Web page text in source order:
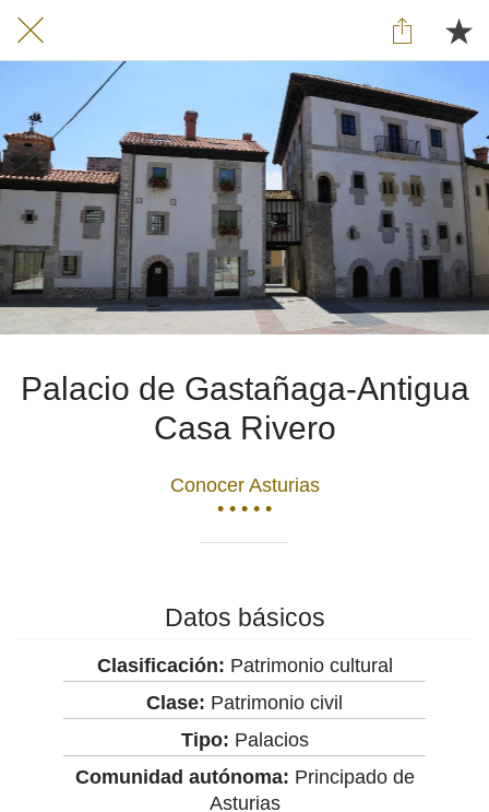
Palacio de Gastañaga-Antigua
Casa Rivero
Conocer Asturias
• • • • •
Datos básicos
Clasificación: Patrimonio cultural
Clase: Patrimonio civil
Tipo: Palacios
Comunidad autónoma: Principado de
Asturias